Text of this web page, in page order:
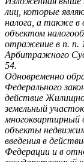
лиц, которые
налога, а также в
объектом
отражение в п. п.
Арбитражного
54.
Одновременно
Федерального
действие
земельный
многоквартирный
объекты
введения в
Федерации и в